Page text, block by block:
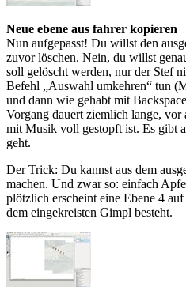
Neue ebene aus fahrer kopieren
Nun aufgepasst! Du willst den
zuvor löschen. Nein, du willst
soll gelöscht werden, nur der Stef
Befehl „Auswahl umkehren“ tun
und dann wie gehabt mit
Vorgang dauert ziemlich lange,
mit Musik voll gestopft ist. Es gibt
geht.
Der Trick: Du kannst aus dem
machen. Und zwar so: einfach
plötzlich erscheint eine Ebene 4
dem eingekreisten Gimpl besteht.